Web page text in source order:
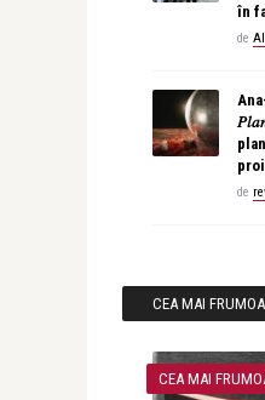
în
de
de
CEA MAI
CEA MAI